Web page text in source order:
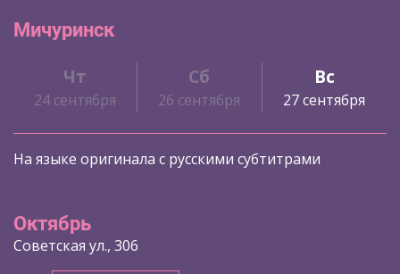
Мичуринск
Чт
24 сентября
Сб
26 сентября
Вс
27 сентября
На языке оригинала с русскими субтитрами
Октябрь
Советская ул., 306